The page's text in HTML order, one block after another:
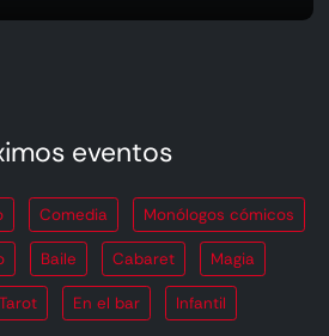
eventos
Comedia Monólogos cómicos
Baile Cabaret Magia
Tarot En el bar Infantil